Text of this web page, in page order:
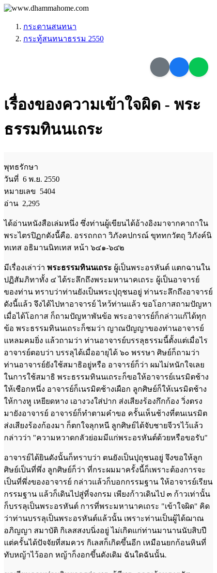
กระดานสนทนา
กระทู้สนทนาธรรม 2550
เรื่องของความเข้าใจผิด - พระ
ธรรมทินนเถระ
พุทธรักษา
วันที่ 6 พ.ย. 2550
หมายเลข 5404
อ่าน 2,295
ได้อ่านหนังสือเล่มหนึ่ง ซึ่งท่านผู้เขียนได้อ้างอิงมาจากคาถาใน
พระไตรปิฏกดังนี้คือ. อรรถกถา วิภังคปกรณ์ ขุททกวัตถุ วิภังค์นิ
ทเทส อธิมานนิทเทส หน้า ๖๔๑-๖๔๒
มีเรื่องเล่าว่า พระธรรมทินนเถระ ผู้เป็นพระอรหันต์ แตกฉานใน
ปฏิสัมภิทาทั้ง ๔ ได้ระลึกถึงพระมหานาคเถระ ผู้เป็นอาจารย์
ของท่าน ทราบว่าท่านยังเป็นพระปุถุชนอยู่ ท่านระลึกถึงอาจารย์
ดังนี้แล้ว จึงได้ไปหาอาจารย์ ไหว้ท่านแล้ว ขอโอกาสถามปัญหา
เมื่อได้โอกาส ก็ถามปัญหาพันข้อ พระอาจารย์ก็กล่าวแก้ได้ทุก
ข้อ พระธรรมทินนเถระก็ชมว่า ญาณปัญญาของท่านอาจารย์
แหลมคมยิ่ง แล้วถามว่า ท่านอาจารย์บรรลุธรรมนี้ตั้งแต่เมื่อไร
อาจารย์ตอบว่า บรรลุได้เมื่ออายุได้ ๖๐ พรรษา ศิษย์ก็ถามว่า
ท่านอาจารย์ยังใช้สมาธิอยู่หรือ อาจารย์ก็ว่า ผมไม่หนักใจเลย
ในการใช้สมาธิ พระธรรมทินนเถระก็ขอให้อาจารย์เนรมิตช้าง
ให้เชือกหนึ่ง อาจารย์ก็เนรมิตช้างเผือก ลูกศิษย์ก็ให้เนรมิตช้าง
ให้กางหู เหยียดหาง เอางวงใส่ปาก ส่งเสียงร้องกึกก้อง วิ่งตรง
มายังอาจารย์ อาจารย์ก็ทำตามคำขอ ครั้นเห็นช้างที่ตนเนรมิต
ส่งเสียงร้องก้องมา ก็ตกใจลุกหนี ลูกศิษย์ได้จับชายจีวรไว้แล้ว
กล่าวว่า "ความหวาดกลัวย่อมมีแก่พระอรหันต์ด้วยหรือขอรับ"
อาจารย์ได้ยินดังนั้นก็ทราบว่า ตนยังเป็นปุถุชนอยู่ จึงขอให้ลูก
ศิษย์เป็นที่พึ่ง ลูกศิษย์ก็ว่า ที่กระผมมาครั้งนี้ก็เพราะต้องการจะ
เป็นที่พึ่งของอาจารย์ กล่าวแล้วก็บอกกรรมฐาน ให้อาจารย์เรียน
กรรมฐาน แล้วก็เดินไปสู่ที่จงกรม เพียงก้าวเดินไป ๓ ก้าวเท่านั้น
ก็บรรลุเป็นพระอรหันต์ การที่พระมหานาคเถระ "เข้าใจผิด" คิด
ว่าท่านบรรลุเป็นพระอรหันต์แล้วนั้น เพราะท่านเป็นผู้ได้ฌาณ
อภิญญา สมาบัติ กิเลสสงบนิ่งอยู่ ไม่เกิดแก่ท่านมานานนับสิบปี
แต่ครั้นได้ปัจจัยที่สมควร กิเลสก็เกิดขึ้นอีก เหมือนยกก้อนหินที่
ทับหญ้าไว้ออก หญ้าก็งอกขึ้นดังเดิม ฉันใดฉันนั้น.